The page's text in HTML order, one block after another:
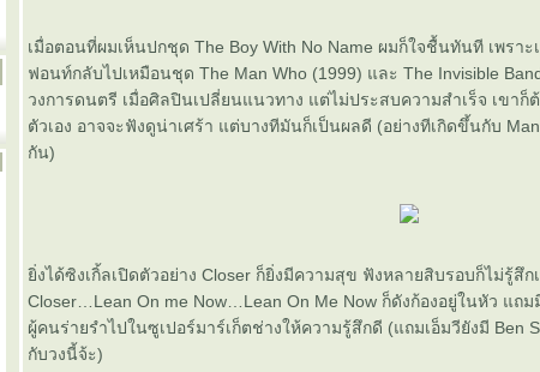
เมื่อตอนที่ผมเห็นปกชุด The Boy With No Name ผมก็ใจชื้นทันที เพรา
ฟอนท์กลับไปเหมือนชุด The Man Who (1999) และ The Invisible
วงการดนตรี เมื่อศิลปินเปลี่ยนแนวทาง แต่ไม่ประสบความสำเร็จ เขาก็
ตัวเอง อาจจะฟังดูน่าเศร้า แต่บางทีมันก็เป็นผลดี (อย่างทีเกิดขึ้นกับ
กัน)
งได้ซิงเกิ้ลเปิดตัวอย่าง Closer ก็ยิ่งมีความสุข ฟังหลายสิบรอบก็ไม่รู้สึ
Closer…Lean On me Now…Lean On Me Now ก็ดังก้องอยู่ในหัว แถ
ผู้คนร่ายรำไปในซูเปอร์มาร์เก็ตช่างให้ความรู้สึกดี (แถมเอ็มวียังมี Ben
กับวงนี้จ้ะ)